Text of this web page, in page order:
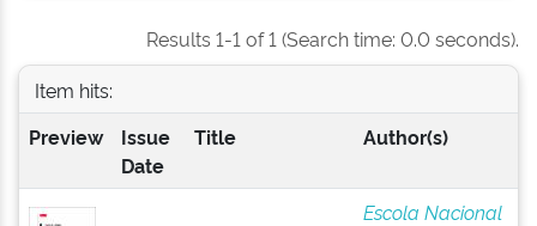
Results 1-1 of 1 (Search time: 0.0 seconds).
Item hits:
Preview
Issue
Date
Title Author(s)
Escola Nacional